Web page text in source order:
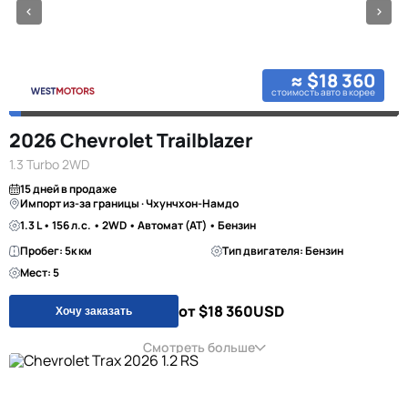
≈ $18 360
стоимость авто в корее
2026 Chevrolet Trailblazer
1.3 Turbo 2WD
15 дней в продаже
Импорт из-за границы · Чхунчхон-Намдо
1.3 L • 156 л.с. • 2WD • Автомат (AT) • Бензин
Пробег: 5к км
Тип двигателя: Бензин
Мест: 5
Хочу заказать от $18 360USD
Смотреть больше